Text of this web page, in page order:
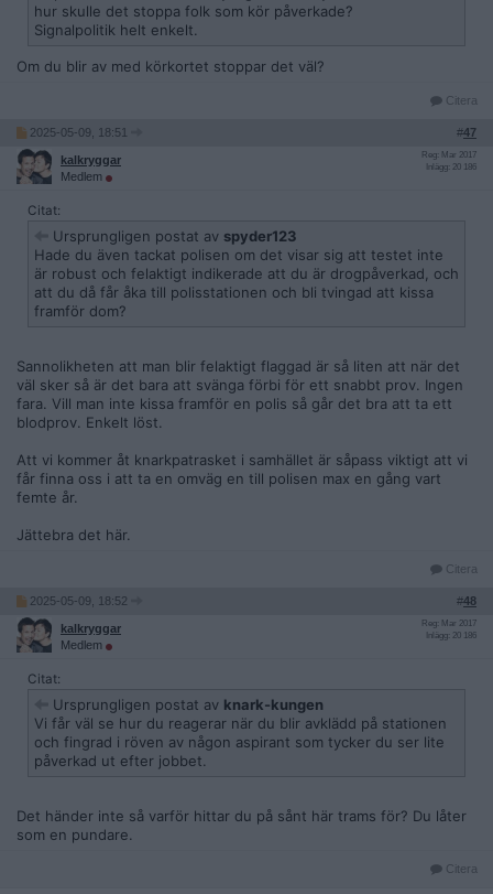
hur skulle det stoppa folk som kör påverkade?
Signalpolitik helt enkelt.
Om du blir av med körkortet stoppar det väl?
Citera
2025-05-09, 18:51 #47
kalkryggar
Medlem
Reg: Mar 2017
Inlägg: 20 186
Citat:
Ursprungligen postat av spyder123
Hade du även tackat polisen om det visar sig att testet inte
är robust och felaktigt indikerade att du är drogpåverkad, och
att du då får åka till polisstationen och bli tvingad att kissa
framför dom?
Sannolikheten att man blir felaktigt flaggad är så liten att när det
väl sker så är det bara att svänga förbi för ett snabbt prov. Ingen
fara. Vill man inte kissa framför en polis så går det bra att ta ett
blodprov. Enkelt löst.
Att vi kommer åt knarkpatrasket i samhället är såpass viktigt att vi
får finna oss i att ta en omväg en till polisen max en gång vart
femte år.
Jättebra det här.
Citera
2025-05-09, 18:52 #48
kalkryggar
Medlem
Reg: Mar 2017
Inlägg: 20 186
Citat:
Ursprungligen postat av knark-kungen
Vi får väl se hur du reagerar när du blir avklädd på stationen
och fingrad i röven av någon aspirant som tycker du ser lite
påverkad ut efter jobbet.
Det händer inte så varför hittar du på sånt här trams för? Du låter
som en pundare.
Citera